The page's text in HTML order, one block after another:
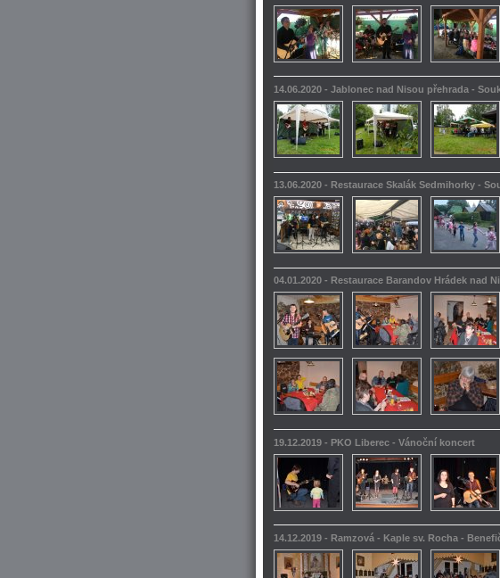
14.06.2020 - Jablonec nad Nisou přehrada -
13.06.2020 - Restaurace Skalák Sedmihorky -
04.01.2020 - Restaurace Barandov Hrádek nad
19.12.2019 - PKO Liberec - Vánoční koncert
14.12.2019 - Ramzová - Kaple sv. Rocha -